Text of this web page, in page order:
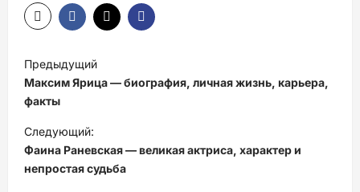
а
в
и
г
а
Предыдущий
Максим Ярица — биография, личная жизнь, карьера,
факты
Следующий:
Фаина Раневская — великая актриса, характер и
непростая судьба